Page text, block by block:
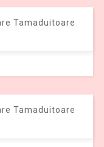
Tamaduitoare
Tamaduitoare